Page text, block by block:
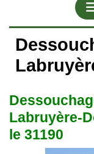
Labruyère-
le 31190